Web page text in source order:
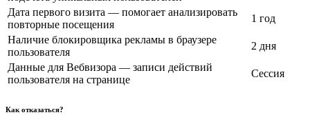
Дата первого визита — помогает анализировать
повторные посещения
1 год
Наличие блокировщика рекламы в браузере
пользователя
2 дня
Данные для Вебвизора — записи действий
пользователя на странице
Сессия
Как отказаться?